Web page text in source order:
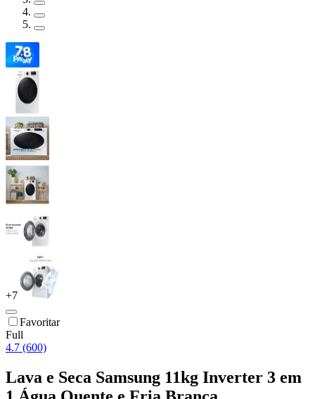
+7
Favoritar
Full
4.7 (600)
Lava e Seca Samsung 11kg Inverter 3 em